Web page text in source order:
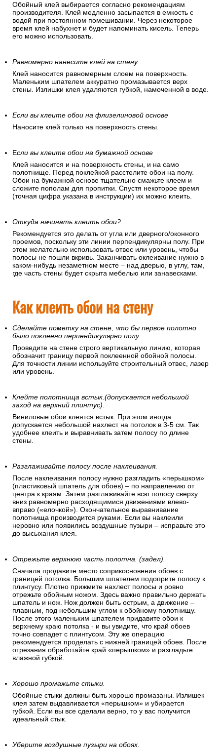
Обойный клей выбирается согласно рекомендациям
производителя. Клей медленно засыпается в емкость с
водой при постоянном помешивании. Через некоторое
время клей набухнет и будет напоминать кисель. Теперь
его можно использовать.
Равномерно нанесите клей на стену.
Клей наносится равномерным слоем на поверхность.
Маленьким шпателем аккуратно промазывается верх
стены. Излишки клея удаляются губкой, намоченной в воде.
Если вы клеите обои на флизелиновой основе
Наносите клей только на поверхность стены.
Если вы клеите обои на бумажной основе
Клей наносится и на поверхность стены, и на само
полотнище. Перед поклейкой расстелите обои на полу.
Обои на бумажной основе тщательно смажьте клеем и
сложите пополам для пропитки. Спустя некоторое время
(точная цифра указана в инструкции) их можно клеить.
Откуда начинать клеить обои?
Рекомендуется это делать от угла или дверного/оконного
проемов, поскольку эти линии перпендикулярны полу. При
этом желательно использовать отвес или уровень, чтобы
полосы не пошли вкривь. Заканчивать оклеивание нужно в
каком-нибудь незаметном месте – над дверью, в углу, там,
где часть стены будет скрыта мебелью или занавесками.
Как клеить обои на стену
Сделайте пометку на стене, что бы первое полотно
было поклеено перпендикулярно полу.
Проведите на стене строго вертикальную линию, которая
обозначит границу первой поклеенной обойной полосы.
Для точности линии используйте строительный отвес, лазер
или уровень.
Клейте полотнища встык.(допускается небольшой
заход на верхний плинтус).
Виниловые обои клеятся встык. При этом иногда
допускается небольшой нахлест на потолок в 3-5 см. Так
удобнее клеить и выравнивать затем полосу по длине
стены.
Разглаживайте полосу после наклеивания.
После наклеивания полосу нужно разгладить «перышком»
(пластиковый шпатель для обоев) – по направлению от
центра к краям. Затем разглаживайте всю полосу сверху
вниз равномерно расходящимися движениями влево-
вправо («елочкой»). Окончательное выравнивание
полотнища производится руками. Если вы наклеили
неровно или появились воздушные пузыри – исправьте это
до высыхания клея.
Отрежьте верхнюю часть полотна. (задел).
Сначала продавите место соприкосновения обоев с
границей потолка. Большим шпателем подоприте полосу к
плинтусу. Плотно прижмите нахлест полосы и ровно
отрежьте обойным ножом. Здесь важно правильно держать
шпатель и нож. Нож должен быть острым, а движение –
плавным, под небольшим углом к обойному полотнищу.
После этого маленьким шпателем придавите обои к
верхнему краю потолка - и вы увидите, что край обоев
точно совпадет с плинтусом. Эту же операцию
рекомендуется проделать с нижней границей обоев. После
отрезания обработайте край «перышком» и разгладьте
влажной губкой.
Хорошо промажьте стыки.
Обойные стыки должны быть хорошо промазаны. Излишек
клея затем выдавливается «перышком» и убирается
губкой. Если вы все сделали верно, то у вас получится
идеальный стык.
Уберите воздушные пузыри на обоях.